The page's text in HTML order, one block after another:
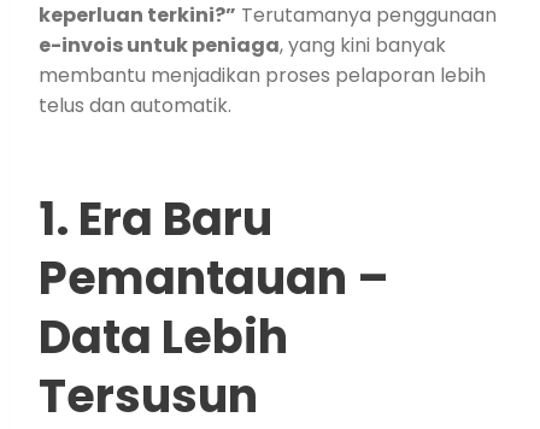
keperluan terkini?” Terutamanya penggunaan
e-invois untuk peniaga, yang kini banyak
membantu menjadikan proses pelaporan lebih
telus dan automatik.
1. Era Baru
Pemantauan –
Data Lebih
Tersusun